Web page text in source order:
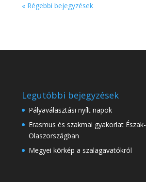
« Régebbi bejegyzések
Legutóbbi bejegyzések
Pályaválasztási nyílt napok
Erasmus és szakmai gyakorlat Észak-
Olaszországban
Megyei körkép a szalagavatókról